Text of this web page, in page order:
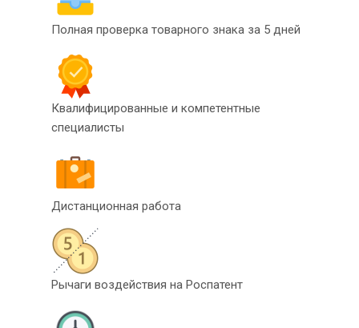
Полная проверка товарного знака за 5 дней
Квалифицированные и компетентные
специалисты
Дистанционная работа
Рычаги воздействия на Роспатент